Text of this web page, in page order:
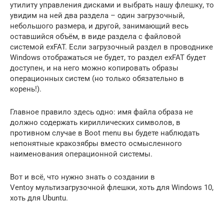
утилиту управления дисками и выбрать нашу флешку, то
увидим на ней два раздела – один загрузочный,
небольшого размера, и другой, занимающий весь
оставшийся объём, в виде раздела с файловой
системой exFAT. Если загрузочный раздел в проводнике
Windows отображаться не будет, то раздел exFAT будет
доступен, и на него можно копировать образы
операционных систем (но только обязательно в
корень!).
Главное правило здесь одно: имя файла образа не
должно содержать кириллических символов, в
противном случае в Boot menu вы будете наблюдать
непонятные кракозябры вместо осмысленного
наименования операционной системы.
Вот и всё, что нужно знать о создании в
Ventoy мультизагрузочной флешки, хоть для Windows 10,
хоть для Ubuntu.